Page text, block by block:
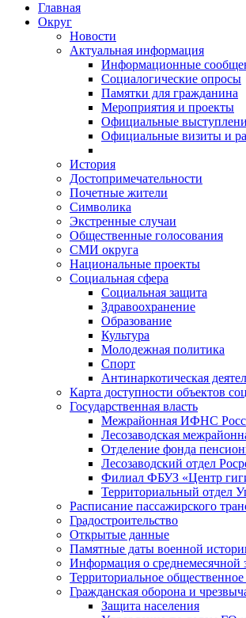
Главная
Округ
Новости
Актуальная информация
Информационные
Социалогические опросы
Памятки для гражданина
Мероприятия и проекты
Официальные
Официальные визиты и
История
Достопримечательности
Почетные жители
Символика
Экстренные случаи
Общественные голосования
СМИ округа
Национальные проекты
Социальная сфера
Социальная защита
Здравоохранение
Образование
Культура
Молодежная политика
Спорт
Антинаркотическая
Карта доступности объектов
Государственная власть
Межрайонная ИФНС
Лесозаводская
Отделение фонда
Лесозаводский отдел
Филиал ФБУЗ «Центр
Территориальный отдел
Расписание пассажирского
Градостроительство
Открытые данные
Памятные даты военной
Информация о среднемесячной
Территориальное
Гражданская оборона и
Защита населения